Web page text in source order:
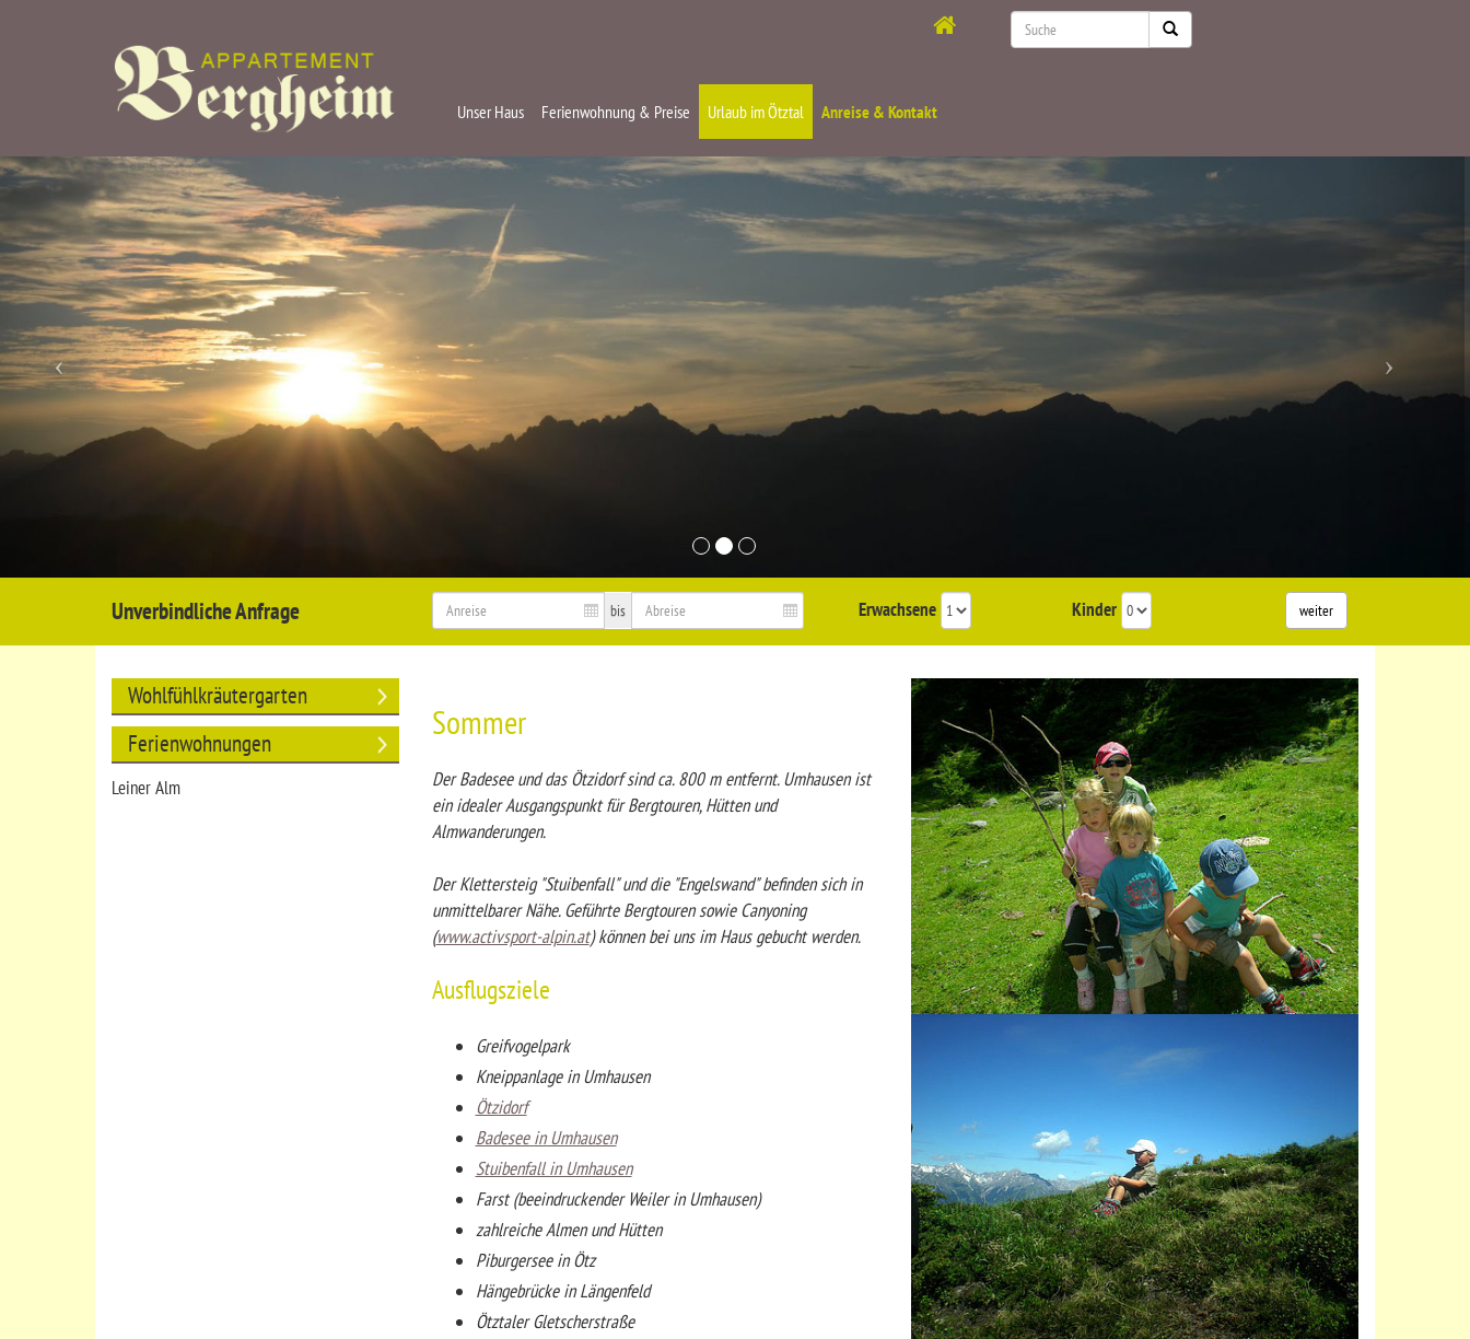
Unser Haus Ferienwohnung & Preise Urlaub im Ötztal Anreise & Kontakt
Unverbindliche Anfrage bis Erwachsene Kinder weiter
Wohlfühlkräutergarten
Ferienwohnungen
Leiner Alm
Sommer
Der Badesee und das Ötzidorf sind ca. 800 m entfernt. Umhausen ist
ein idealer Ausgangspunkt für Bergtouren, Hütten und
Almwanderungen.
Der Klettersteig "Stuibenfall" und die "Engelswand" befinden sich in
unmittelbarer Nähe. Geführte Bergtouren sowie Canyoning
(www.activsport-alpin.at) können bei uns im Haus gebucht werden.
Ausflugsziele
Greifvogelpark
Kneippanlage in Umhausen
Ötzidorf
Badesee in Umhausen
Stuibenfall in Umhausen
Farst (beeindruckender Weiler in Umhausen)
zahlreiche Almen und Hütten
Piburgersee in Ötz
Hängebrücke in Längenfeld
Ötztaler Gletscherstraße